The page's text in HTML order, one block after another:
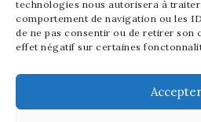
technologies nous autorisera à
comportement de navigation ou les
de ne pas consentir ou de retirer son
effet négatif sur certaines
Accepter
Entre la gestion de mon site et
bonheur dans l'équilibre de mes
bout de chou de 5 ans, je
l'art sous toutes ses formes.